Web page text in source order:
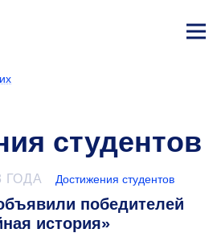
студентов
ГОДА Достижения студентов
победителей
история»